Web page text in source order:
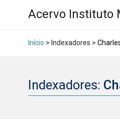
Acervo Instituto
Início > Indexadores >
Indexadores: